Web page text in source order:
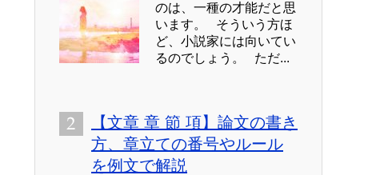
のは、一種の才能だと思
います。 そういう方ほ
ど、小説家には向いてい
るのでしょう。 ただ...
【文章 章 節 項】論文の書き
方、章立ての番号やルール
を例文で解説